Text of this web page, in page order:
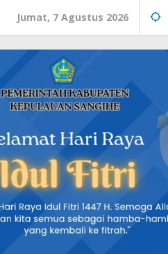
Jumat, 7 Agustus 2026